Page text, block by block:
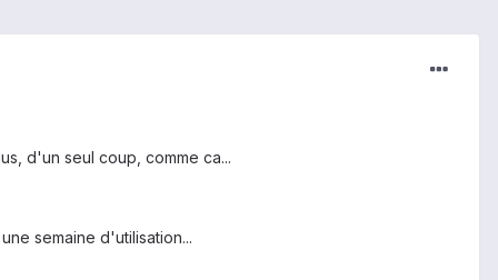
d'un seul coup, comme ca...
semaine d'utilisation...